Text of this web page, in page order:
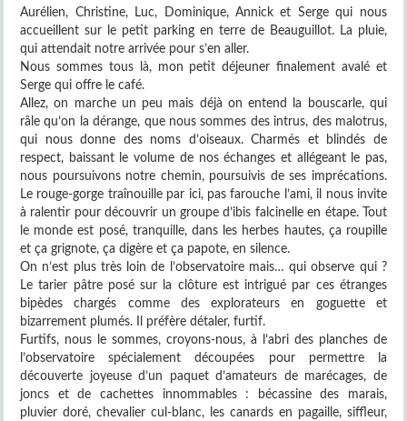
Aurélien, Christine, Luc, Dominique, Annick et Serge qui nous
accueillent sur le petit parking en terre de Beauguillot. La pluie,
qui attendait notre arrivée pour s’en aller.
Nous sommes tous là, mon petit déjeuner finalement avalé et
Serge qui offre le café.
Allez, on marche un peu mais déjà on entend la bouscarle, qui
râle qu’on la dérange, que nous sommes des intrus, des malotrus,
qui nous donne des noms d’oiseaux. Charmés et blindés de
respect, baissant le volume de nos échanges et allégeant le pas,
nous poursuivons notre chemin, poursuivis de ses imprécations.
Le rouge-gorge traînouille par ici, pas farouche l’ami, il nous invite
à ralentir pour découvrir un groupe d’ibis falcinelle en étape. Tout
le monde est posé, tranquille, dans les herbes hautes, ça roupille
et ça grignote, ça digère et ça papote, en silence.
On n’est plus très loin de l’observatoire mais… qui observe qui ?
Le tarier pâtre posé sur la clôture est intrigué par ces étranges
bipèdes chargés comme des explorateurs en goguette et
bizarrement plumés. Il préfère détaler, furtif.
Furtifs, nous le sommes, croyons-nous, à l’abri des planches de
l’observatoire spécialement découpées pour permettre la
découverte joyeuse d’un paquet d’amateurs de marécages, de
joncs et de cachettes innommables : bécassine des marais,
pluvier doré, chevalier cul-blanc, les canards en pagaille, siffleur,